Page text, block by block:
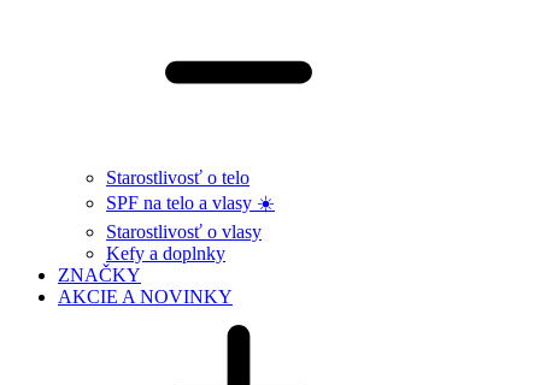
Starostlivosť o telo
SPF na telo a vlasy ☀️
Starostlivosť o vlasy
Kefy a doplnky
ZNAČKY
AKCIE A NOVINKY